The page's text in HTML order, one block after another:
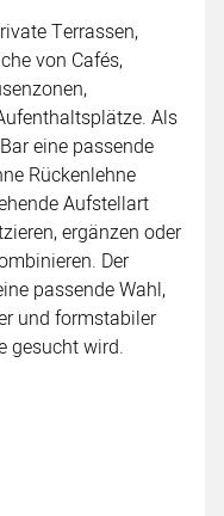
Terrassen,
von Cafés,
Als
eine passende
Rückenlehne
Aufstellart
ergänzen oder
Der
passende Wahl,
und formstabiler
gesucht wird.